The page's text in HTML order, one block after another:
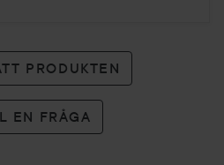
PRODUKTEN
EN FRÅGA